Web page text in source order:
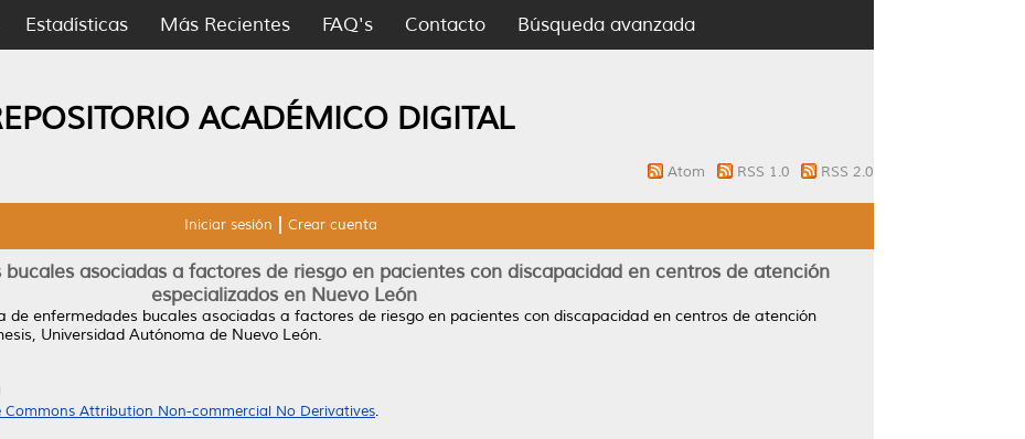
Estadísticas Más Recientes FAQ's Contacto Búsqueda avanzada
ACADÉMICO DIGITAL
Atom RSS 1.0 RSS 2.0
Iniciar sesión Crear cuenta
asociadas a factores de riesgo en pacientes con discapacidad en centros de atención
especializados en Nuevo León
de enfermedades bucales asociadas a factores de riesgo en pacientes con discapacidad en centros de atención
Universidad Autónoma de Nuevo León.
Commons Attribution Non-commercial No Derivatives.